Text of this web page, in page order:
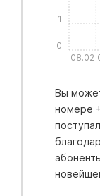
08.02
0
1
Вы
номере